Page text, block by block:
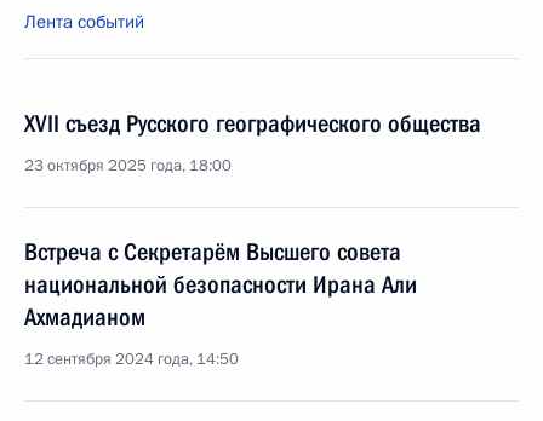
Лента событий
XVII съезд Русского географического общества
23 октября 2025 года, 18:00
Встреча с Секретарём Высшего совета
национальной безопасности Ирана Али
Ахмадианом
12 сентября 2024 года, 14:50